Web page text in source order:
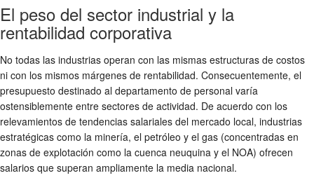
El peso del sector industrial y la
rentabilidad corporativa
No todas las industrias operan con las mismas estructuras de costos
ni con los mismos márgenes de rentabilidad. Consecuentemente, el
presupuesto destinado al departamento de personal varía
ostensiblemente entre sectores de actividad. De acuerdo con los
relevamientos de tendencias salariales del mercado local, industrias
estratégicas como la minería, el petróleo y el gas (concentradas en
zonas de explotación como la cuenca neuquina y el NOA) ofrecen
salarios que superan ampliamente la media nacional.